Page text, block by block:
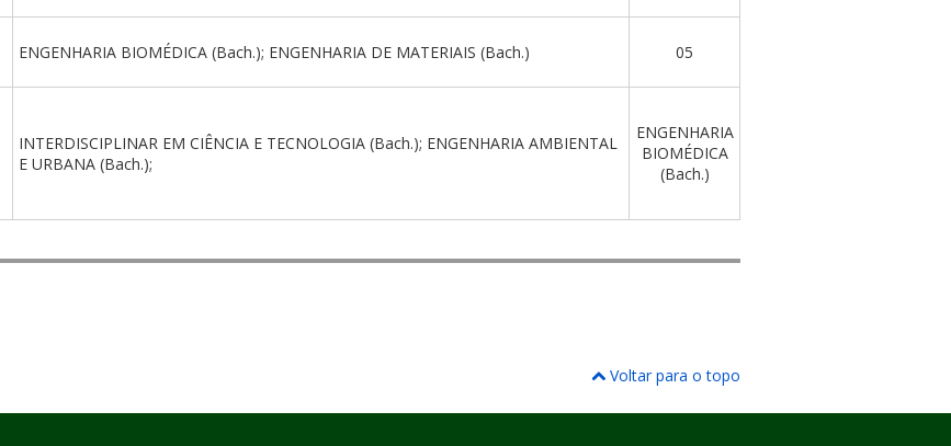
ENGENHARIA BIOMÉDICA (Bach.); ENGENHARIA DE MATERIAIS (Bach.) 05
INTERDISCIPLINAR EM CIÊNCIA E TECNOLOGIA (Bach.); ENGENHARIA AMBIENTAL
E URBANA (Bach.);
ENGENHARIA
BIOMÉDICA
(Bach.)
Voltar para o topo